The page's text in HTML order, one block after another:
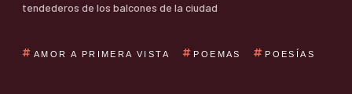
tendederos de los balcones de la ciudad
AMOR A PRIMERA VISTA POEMAS POESÍAS